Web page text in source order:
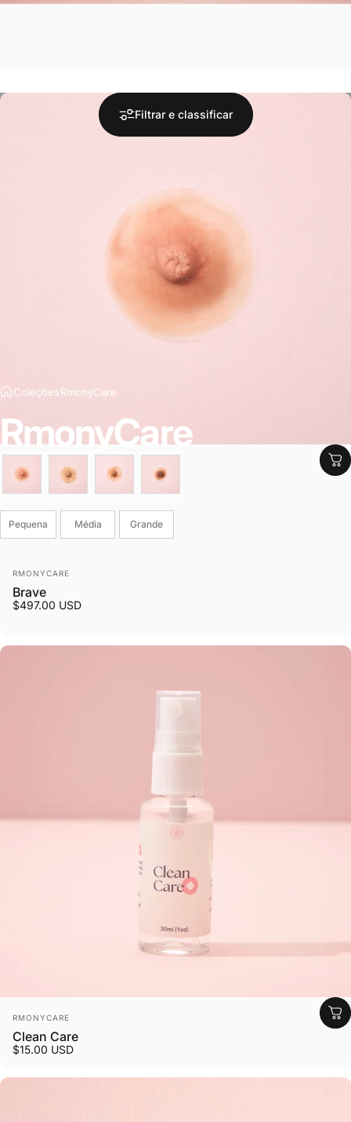
ColeçõesRmonyCare
RmonyCare
Filtrar e classificar
Cor
Tamanho
Pequena Média Grande
Fornecedor:
RMONYCARE
Brave
$497.00 USD
Fornecedor:
RMONYCARE
Clean Care
$15.00 USD